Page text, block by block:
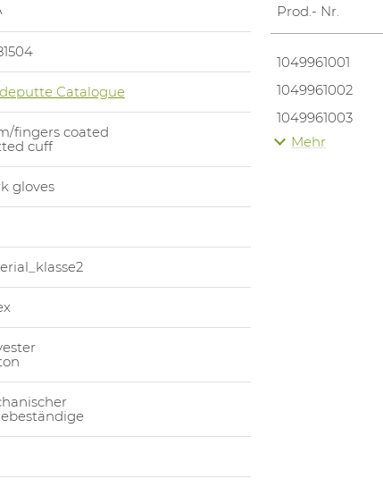
Catalogue
fingers coated
cuff
gloves
Prod.- Nr.
1049961001
1049961002
1049961003
1049961004
Mehr